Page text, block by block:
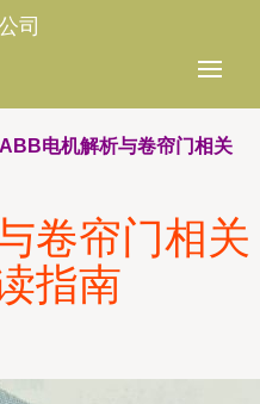
司
ABB电机解析与卷帘门相关
卷帘门相关
指南